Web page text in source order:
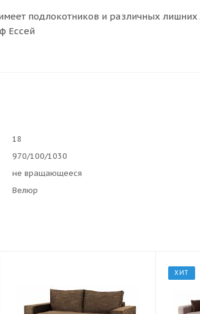
подлокотников и различных лишних
Ессей
18
970/100/1030
не вращающееся
Велюр
ХИТ